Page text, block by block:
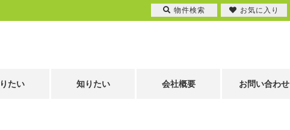
たい 知りたい 会社概要 お問い合わせ
物件検索 お気に入り